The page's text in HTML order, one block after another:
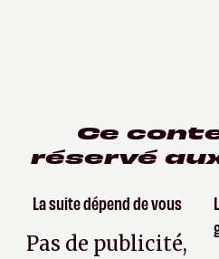
Ce
réservé
La suite dépend de vous
Pas de publicité,